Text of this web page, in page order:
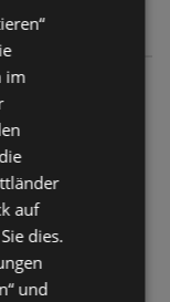
gültig
19.07.2026
im
auf
dies.
und